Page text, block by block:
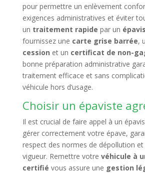
pour permettre un enlèvement
exigences administratives et éviter
un traitement rapide par un
fournissez une carte grise barrée,
cession et un certificat de non-
bonne préparation administrative
traitement efficace et sans
véhicule hors d’usage.
Choisir un épaviste
Il est crucial de faire appel à un
gérer correctement votre épave,
respect des normes de dépollution et
vigueur. Remettre votre véhicule à
certifié vous assure une gestion